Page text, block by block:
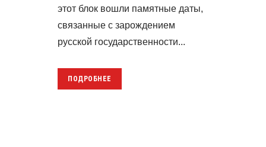
этот блок вошли памятные даты,
связанные с зарождением
русской государственности...
ПОДРОБНЕЕ